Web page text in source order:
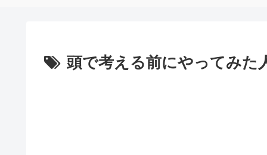
頭で考える前にやってみた